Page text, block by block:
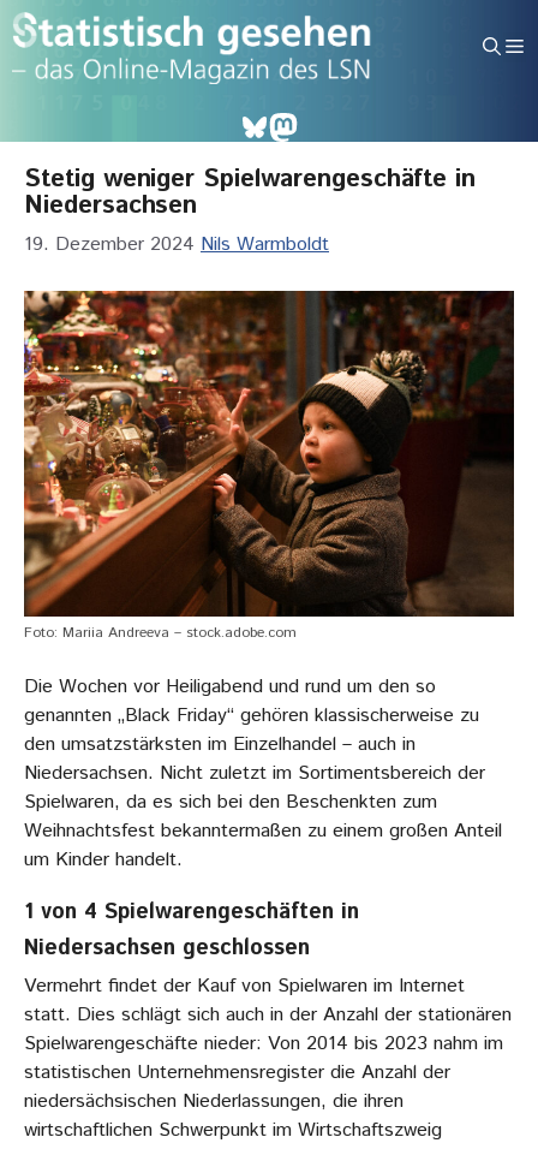
Zum
Inhalt
springen
Bluesky
Mastodon
Stetig weniger Spielwarengeschäfte in
Niedersachsen
19. Dezember 2024 Nils Warmboldt
Foto: Mariia Andreeva – stock.adobe.com
Die Wochen vor Heiligabend und rund um den so
genannten „Black Friday“ gehören klassischerweise zu
den umsatzstärksten im Einzelhandel – auch in
Niedersachsen. Nicht zuletzt im Sortimentsbereich der
Spielwaren, da es sich bei den Beschenkten zum
Weihnachtsfest bekanntermaßen zu einem großen Anteil
um Kinder handelt.
1 von 4 Spielwarengeschäften in
Niedersachsen geschlossen
Vermehrt findet der Kauf von Spielwaren im Internet
statt. Dies schlägt sich auch in der Anzahl der stationären
Spielwarengeschäfte nieder: Von 2014 bis 2023 nahm im
statistischen Unternehmensregister die Anzahl der
niedersächsischen Niederlassungen, die ihren
wirtschaftlichen Schwerpunkt im Wirtschaftszweig